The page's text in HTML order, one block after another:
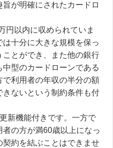
が明確にされたカードロ
円以内に収められていま
十分に大きな規模を保っ
とができ、また他の銀行
型のカードローンである
利用者の年収の半分の額
きないという制約条件も付
新機能付きです。一方で
の方が満60歳以上になっ
約を結ぶことはできませ